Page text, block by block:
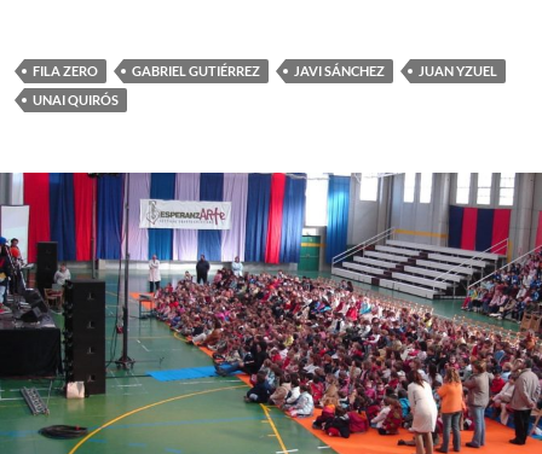
FILA ZERO GABRIEL GUTIÉRREZ JAVI SÁNCHEZ
JUAN YZUEL
UNAI QUIRÓS